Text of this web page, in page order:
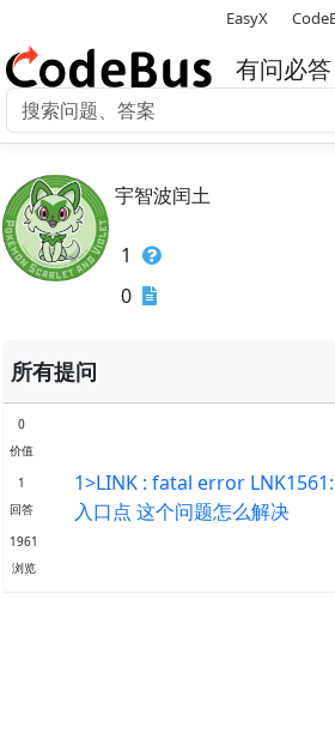
EasyX
有问必答
宇智波闰土
1
0
所有提问
0
价值
1
回答
1961
浏览
1>LINK : fatal error
入口点 这个问题怎么解决